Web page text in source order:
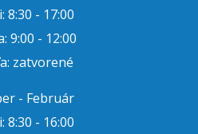
8:30 - 17:00
9:00 - 12:00
zatvorené
- Február
8:30 - 16:00